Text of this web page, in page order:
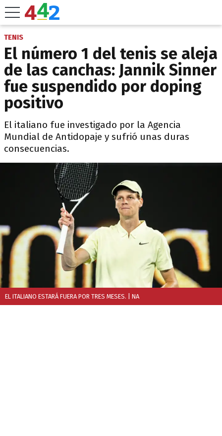
TENIS
El número 1 del tenis se aleja
de las canchas: Jannik Sinner
fue suspendido por doping
positivo
El italiano fue investigado por la Agencia
Mundial de Antidopaje y sufrió unas duras
consecuencias.
EL ITALIANO ESTARÁ FUERA POR TRES MESES. | NA